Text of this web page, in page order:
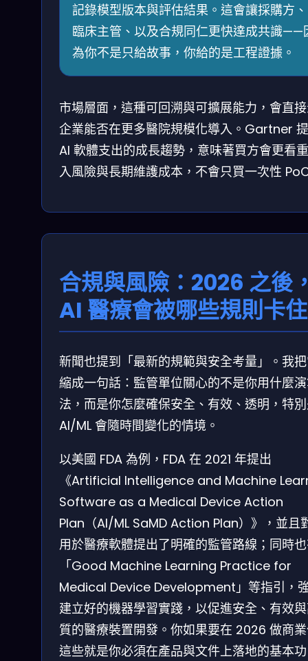
記錄模型版本與評估結果。這會讓採購方、
臨床主管、以及合規同仁更快達成共識——
為你不是只給故事，你給的是工程證據。
市場層面，這種可回溯與可擴展能力，會直
企業能否在更多醫院規模化導入。Gartner
AI 軟體支出的成長趨勢，意味著買方會更看
入風險與長期維護成本，不會只買一次性
合規與風險：2026 之後
AI 醫療會被哪些規則卡
新聞也提到「最新的規範與安全考量」。我
縮成一句話：監管單位關心的不是你用什麼
法，而是你怎麼確保安全、有效、透明，特
AI/ML 會隨時間變化的情境。
以美國 FDA 為例，FDA 在 2021 年提出
《Artificial Intelligence and Machine
Software as a Medical Device Action
Plan（AI/ML SaMD Action Plan）》，並且
用於醫療軟體提出了明確的監管路線；同時
「Good Machine Learning Practice for
Medical Device Development」等指引，
建立好的機器學習實踐，以促進安全、有效
質的醫療裝置開發。你如果要在 2026 做商
這些就是你必須在產品與文件上落地的基本